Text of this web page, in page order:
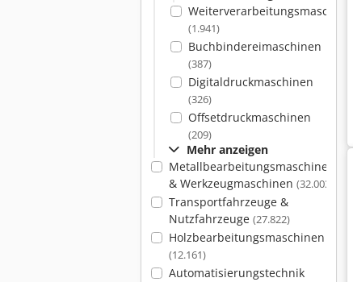
Weiterverarbeitungsmaschinen
(1.941)
Buchbindereimaschinen
(387)
Digitaldruckmaschinen
(326)
Offsetdruckmaschinen
(209)
Mehr anzeigen
Metallbearbeitungsmaschinen
& Werkzeugmaschinen (32.003)
Transportfahrzeuge &
Nutzfahrzeuge (27.822)
Holzbearbeitungsmaschinen
(12.161)
Automatisierungstechnik